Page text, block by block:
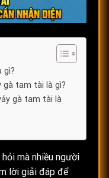
gì?
gà tam tài là gì?
gà tam tài là
mà nhiều người
lời giải đáp để